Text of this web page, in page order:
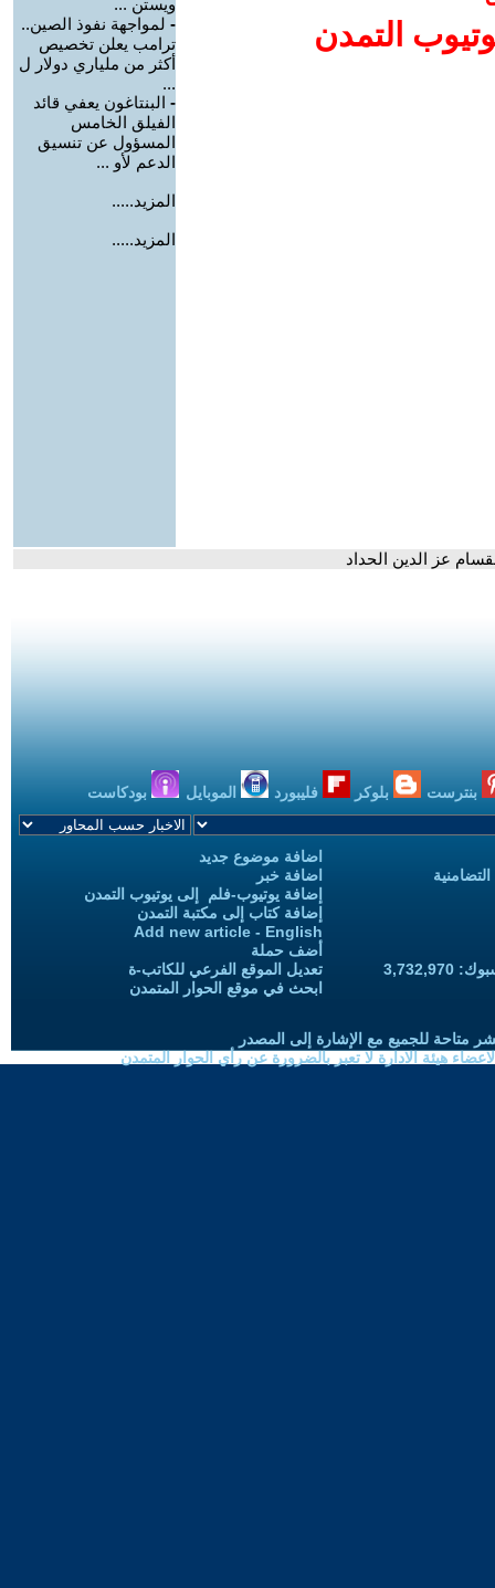
التمدن
ويستن ...
- لمواجهة نفوذ الصين..
ترامب يعلن تخصيص
أكثر من ملياري دولار ل
...
- البنتاغون يعفي قائد
الفيلق الخامس
المسؤول عن تنسيق
الدعم لأو ...
المزيد.....
المزيد.....
عز الدين الحداد
بنترست بلوكر فليبورد الموبايل بودكاست
اضافة موضوع جديد
اضافة خبر
إضافة يوتيوب-فلم إلى يوتيوب التمدن
إضافة كتاب إلى مكتبة التمدن
Add new article - English
أضف حملة
تعديل الموقع الفرعي للكاتب-ة
ابحث في موقع الحوار المتمدن
متاحة للجميع مع الإشارة إلى المصدر
هيئة الادارة لا تعبر بالضرورة عن رأي الحوار المتمدن